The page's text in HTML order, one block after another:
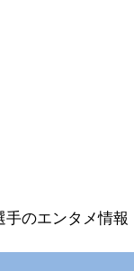
のエンタメ情報